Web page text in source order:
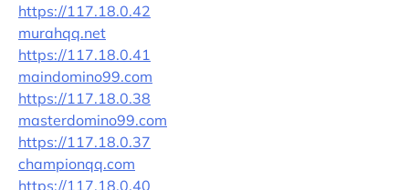
https://117.18.0.42
murahqq.net
https://117.18.0.41
maindomino99.com
https://117.18.0.38
masterdomino99.com
https://117.18.0.37
championqq.com
https://117.18.0.40